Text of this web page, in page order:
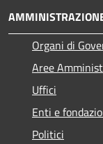
Organi di
Aree
Uffici
Enti e
Politici